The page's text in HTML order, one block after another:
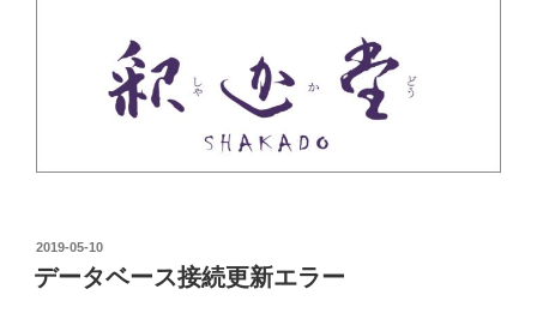
投
稿
日:
2019-05-10
データベース接続更新エラー